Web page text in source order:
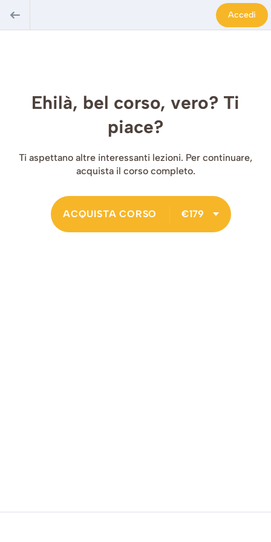
Accedi
Ehilà, bel corso, vero? Ti
piace?
Ti aspettano altre interessanti lezioni. Per continuare,
acquista il corso completo.
ACQUISTA CORSO €179